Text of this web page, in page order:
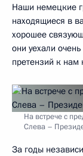
Наши немецкие
находящиеся в
хорошее
они уехали
претензий к нам
На встрече с
Слева –
За годы